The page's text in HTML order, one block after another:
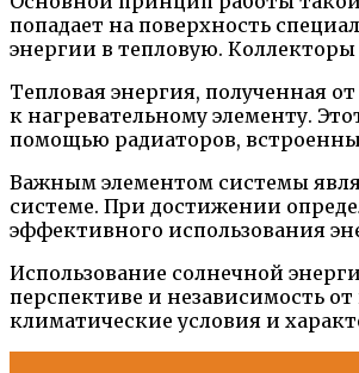
попадает на поверхность
энергии в тепловую.
Тепловая энергия, полученная
к нагревательному элементу.
помощью радиаторов,
Важным элементом системы
системе. При достижении
эффективного использования
Использование солнечной
перспективе и независимость
климатические условия и